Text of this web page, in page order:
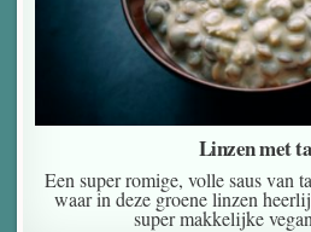
Linzen met
Een super romige, volle saus van
waar in deze groene linzen
super makkelijke